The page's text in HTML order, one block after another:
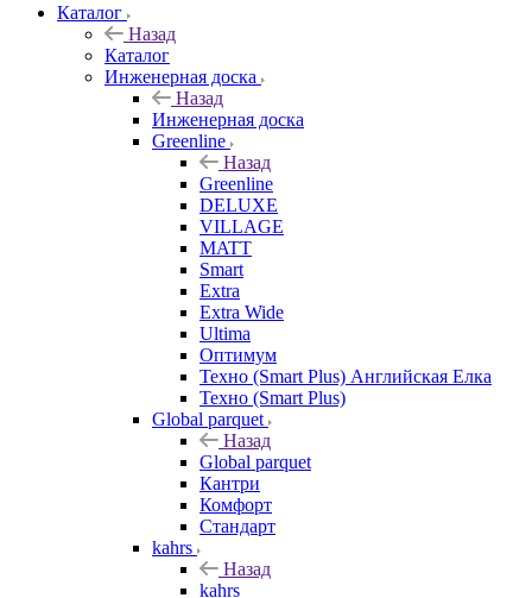
Каталог
Назад
Каталог
Инженерная доска
Назад
Инженерная доска
Greenline
Назад
Greenline
DELUXE
VILLAGE
MATT
Smart
Extra
Extra Wide
Ultima
Оптимум
Техно (Smart Plus) Английская Елка
Техно (Smart Plus)
Global parquet
Назад
Global parquet
Кантри
Комфорт
Стандарт
kahrs
Назад
kahrs